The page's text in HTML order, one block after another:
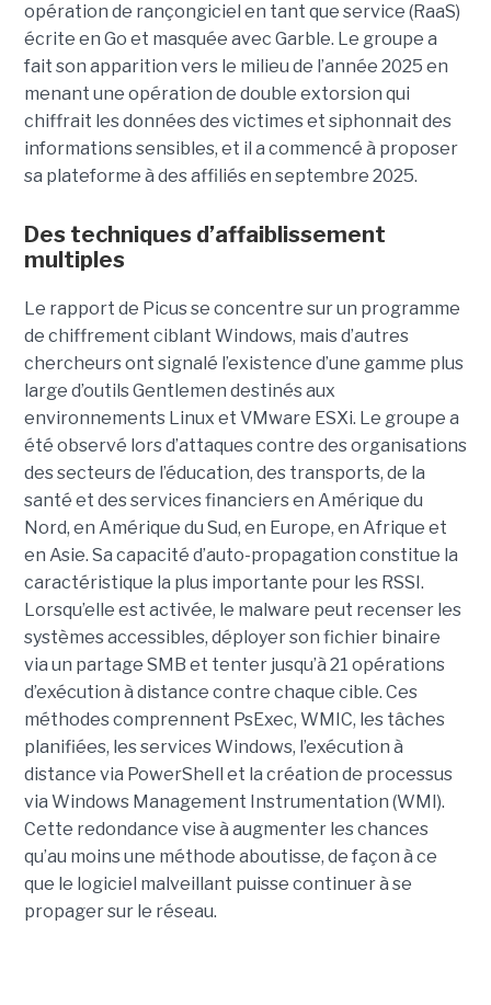
opération de rançongiciel en tant que service (RaaS)
écrite en Go et masquée avec Garble. Le groupe a
fait son apparition vers le milieu de l’année 2025 en
menant une opération de double extorsion qui
chiffrait les données des victimes et siphonnait des
informations sensibles, et il a commencé à proposer
sa plateforme à des affiliés en septembre 2025.
Des techniques d’affaiblissement
multiples
Le rapport de Picus se concentre sur un programme
de chiffrement ciblant Windows, mais d’autres
chercheurs ont signalé l’existence d’une gamme plus
large d’outils Gentlemen destinés aux
environnements Linux et VMware ESXi. Le groupe a
été observé lors d’attaques contre des organisations
des secteurs de l’éducation, des transports, de la
santé et des services financiers en Amérique du
Nord, en Amérique du Sud, en Europe, en Afrique et
en Asie. Sa capacité d’auto-propagation constitue la
caractéristique la plus importante pour les RSSI.
Lorsqu’elle est activée, le malware peut recenser les
systèmes accessibles, déployer son fichier binaire
via un partage SMB et tenter jusqu’à 21 opérations
d’exécution à distance contre chaque cible. Ces
méthodes comprennent PsExec, WMIC, les tâches
planifiées, les services Windows, l’exécution à
distance via PowerShell et la création de processus
via Windows Management Instrumentation (WMI).
Cette redondance vise à augmenter les chances
qu’au moins une méthode aboutisse, de façon à ce
que le logiciel malveillant puisse continuer à se
propager sur le réseau.